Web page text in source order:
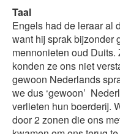
Taal
Engels had de leraar al
want hij sprak bijzonder
mennonieten oud
konden ze ons niet
gewoon Nederlands
we dus ‘gewoon’
verlieten hun boerderij.
door 2 zonen die ons